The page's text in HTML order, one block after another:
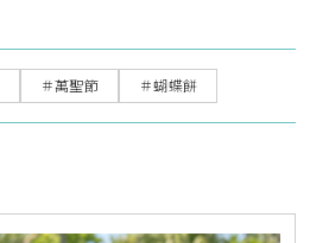
＃萬聖節 ＃蝴蝶餅